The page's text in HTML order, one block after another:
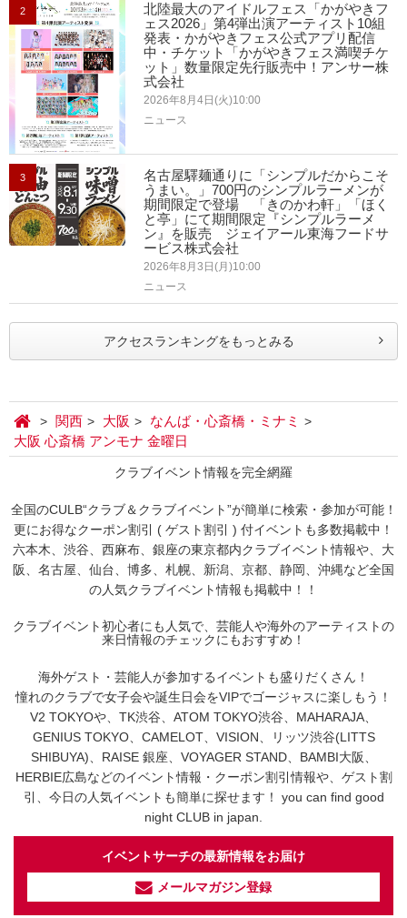
2
北陸最大のアイドルフェス「かがやきフ
ェス2026」第4弾出演アーティスト10組
発表・かがやきフェス公式アプリ配信
中・チケット「かがやきフェス満喫チケ
ット」数量限定先行販売中！アンサー株
式会社
2026年8月4日(火)10:00
ニュース
3
名古屋驛麺通りに「シンプルだからこそ
うまい。」700円のシンプルラーメンが
期間限定で登場 「きのかわ軒」「ほく
と亭」にて期間限定『シンプルラーメ
ン』を販売 ジェイアール東海フードサ
ービス株式会社
2026年8月3日(月)10:00
ニュース
アクセスランキングをもっとみる
関西 大阪
なんば・心斎橋・ミナミ
大阪 心斎橋 アンモナ 金曜日
クラブイベント情報を完全網羅
全国のCULB“クラブ＆クラブイベント”が簡単に検索・参加が可能！
更にお得なクーポン割引 ( ゲスト割引 ) 付イベントも多数掲載中！
六本木、渋谷、西麻布、銀座の東京都内クラブイベント情報や、大
阪、名古屋、仙台、博多、札幌、新潟、京都、静岡、沖縄など全国
の人気クラブイベント情報も掲載中！！
クラブイベント初心者にも人気で、芸能人や海外のアーティストの
来日情報のチェックにもおすすめ！
海外ゲスト・芸能人が参加するイベントも盛りだくさん！
憧れのクラブで女子会や誕生日会をVIPでゴージャスに楽しもう！
V2 TOKYOや、TK渋谷、ATOM TOKYO渋谷、MAHARAJA、
GENIUS TOKYO、CAMELOT、VISION、リッツ渋谷(LITTS
SHIBUYA)、RAISE 銀座、VOYAGER STAND、BAMBI大阪、
HERBIE広島などのイベント情報・クーポン割引情報や、ゲスト割
引、今日の人気イベントも簡単に探せます！ you can find good
night CLUB in japan.
イベントサーチの最新情報をお届け
メールマガジン登録